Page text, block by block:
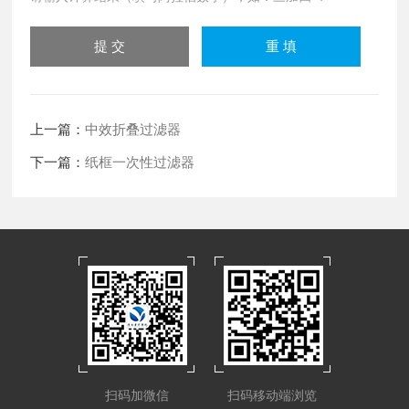
上一篇：中效折叠过滤器
下一篇：纸框一次性过滤器
扫码加微信 扫码移动端浏览